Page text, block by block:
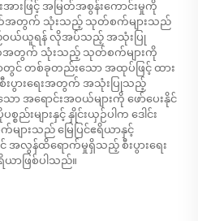
ားဖြင့် အမြတ်အစွန်းကောင်းမှုကို
ျက်က်အတွက် သုံးသည့် သုတ်စက်များသည်
ည်ဝယ်ယူရန် လိုအပ်သည့် အသုံးပြု
က်က်အတွက် သုံးသည့် သုတ်စက်များကို
တွင် တစ်ခုတည်းသော အထုပ်ဖြင့် ထား
းပွားရေးအတွက် အသုံးပြုသည့်
ော အရောင်းအဝယ်များကို ဖော်ပေးနိုင်
ည်းများနှင့် နှိုင်းယှဉ်ပါက ဒေါင်း
းသည် မြေပြင်ဧရိယာနှင့်
အလွန်ထိရောက်မှုရှိသည့် စီးပွားရေး
ာဖြစ်ပါသည်။